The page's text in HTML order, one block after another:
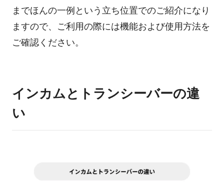
までほんの一例という立ち位置でのご紹介になり
ますので、ご利用の際には機能および使用方法を
ご確認ください。
インカムとトランシーバーの違
い